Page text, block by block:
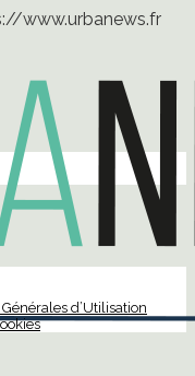
www.urbanews.fr
d’Utilisation